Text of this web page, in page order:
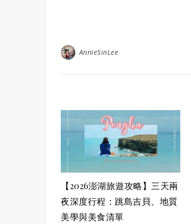
AnnieSinLee
【2026澎湖旅遊攻略】三天兩
夜深度行程：跳島吉貝、地質
美學與美食清單